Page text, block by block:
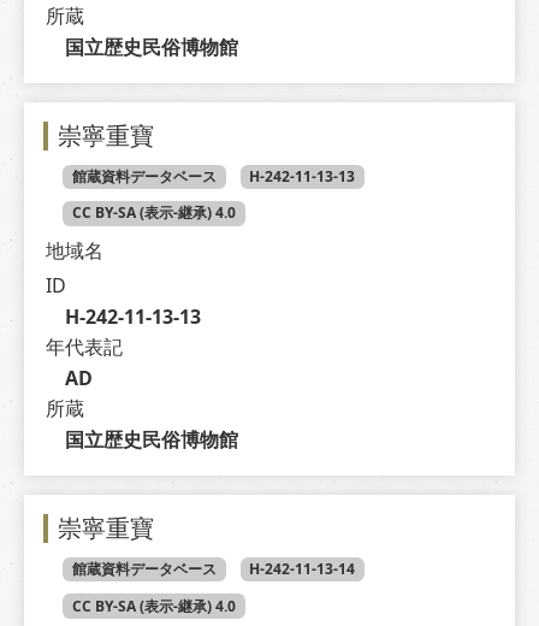
所蔵
国立歴史民俗博物館
崇寧重寶
館蔵資料データベース
H-242-11-13-13
CC BY-SA (表示-継承) 4.0
地域名
ID
H-242-11-13-13
年代表記
AD
所蔵
国立歴史民俗博物館
崇寧重寶
館蔵資料データベース
H-242-11-13-14
CC BY-SA (表示-継承) 4.0